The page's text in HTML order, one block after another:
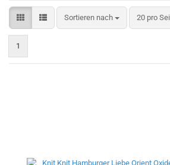
Sortieren nach
Sortieren nach 20 pro
pro Seite
1